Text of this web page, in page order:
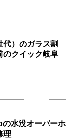
代）のガラス割
のクイック岐阜
の水没オーバーホ
理